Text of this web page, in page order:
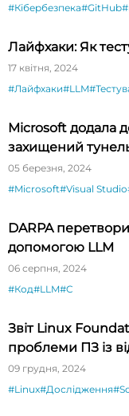
#Кібербезпека#GitHub
Лайфхаки: Як
17 квітня, 2024
#Лайфхаки#LLM
Microsoft додала
захищений
спрощує
05 березня, 2024
#Microsoft#Visual Studio
DARPA
допомогою LLM
06 серпня, 2024
#Код#LLM#C
Звіт Linux
проблеми ПЗ із
09 грудня, 2024
#Linux#Дослідження